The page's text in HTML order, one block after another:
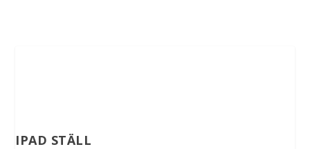
IPAD STÄLL